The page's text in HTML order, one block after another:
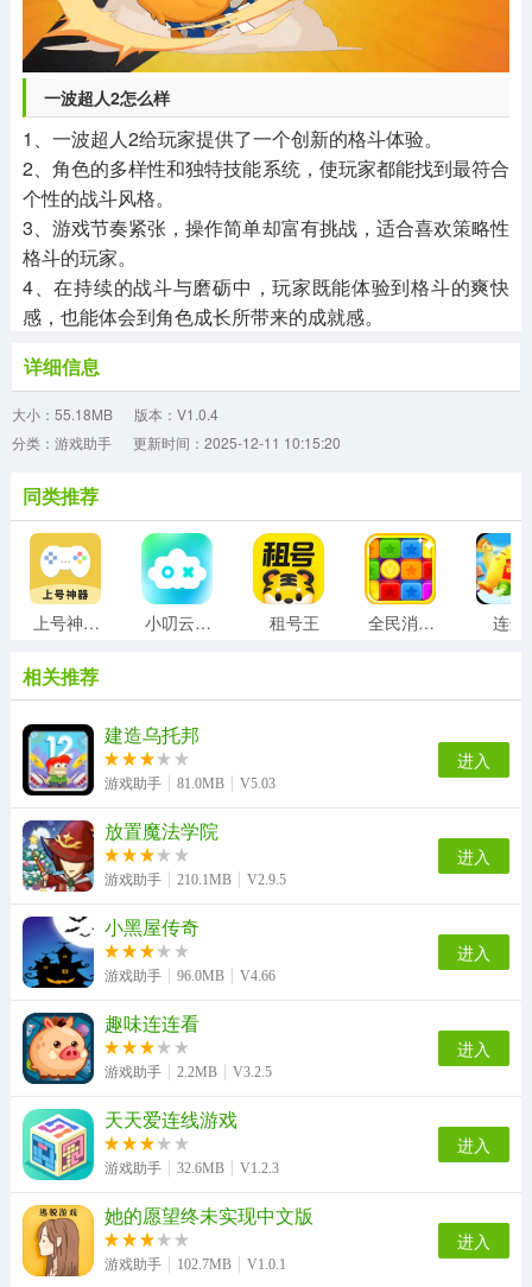
一波超人2怎么样
1、一波超人2给玩家提供了一个创新的格斗体验。
2、角色的多样性和独特技能系统，使玩家都能找到最符合
个性的战斗风格。
3、游戏节奏紧张，操作简单却富有挑战，适合喜欢策略性
格斗的玩家。
4、在持续的战斗与磨砺中，玩家既能体验到格斗的爽快
感，也能体会到角色成长所带来的成就感。
详细信息
大小：55.18MB
版本：V1.0.4
分类：游戏助手
更新时间：2025-12-11 10:15:20
同类推荐
上号神器最新版 小叨云游 最新版 租号王 全民消除寻宝 连连
相关推荐
建造乌托邦
游戏助手 81.0MB V5.03
进入
放置魔法学院
游戏助手 210.1MB V2.9.5
进入
小黑屋传奇
游戏助手 96.0MB V4.66
进入
趣味连连看
游戏助手 2.2MB V3.2.5
进入
天天爱连线游戏
游戏助手 32.6MB V1.2.3
进入
她的愿望终未实现中文版
游戏助手 102.7MB V1.0.1
进入